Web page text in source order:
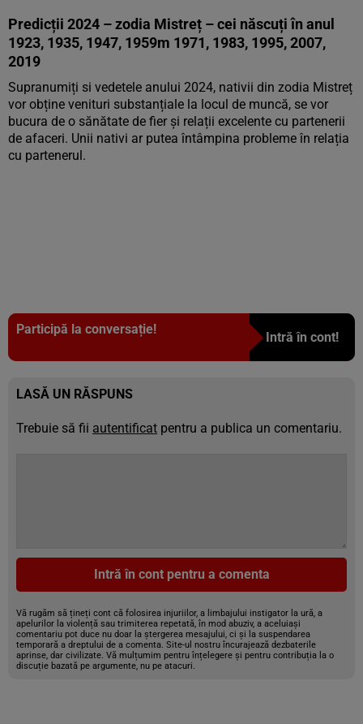
Predicții 2024 – zodia Mistreț – cei născuți în anul
1923, 1935, 1947, 1959m 1971, 1983, 1995, 2007,
2019
Supranumiți si vedetele anului 2024, nativii din zodia Mistreț
vor obține venituri substanțiale la locul de muncă, se vor
bucura de o sănătate de fier și relații excelente cu partenerii
de afaceri. Unii nativi ar putea întâmpina probleme în relația
cu partenerul.
Participă la conversație!
Intră în cont!
LASĂ UN RĂSPUNS
Trebuie să fii autentificat pentru a publica un comentariu.
Intră în cont pentru a comenta
Vă rugăm să țineți cont că folosirea injuriilor, a limbajului instigator la ură, a
apelurilor la violență sau trimiterea repetată, în mod abuziv, a aceluiași
comentariu pot duce nu doar la ștergerea mesajului, ci și la suspendarea
temporară a dreptului de a comenta. Site-ul nostru încurajează dezbaterile
aprinse, dar civilizate. Vă mulțumim pentru înțelegere și pentru contribuția la o
discuție bazată pe argumente, nu pe atacuri.